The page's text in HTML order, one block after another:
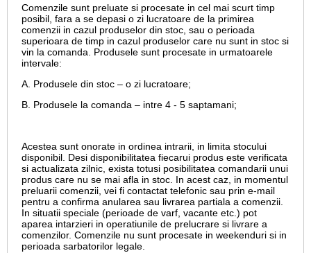
Comenzile sunt preluate si procesate in cel mai scurt timp
posibil, fara a se depasi o zi lucratoare de la primirea
comenzii in cazul produselor din stoc, sau o perioada
superioara de timp in cazul produselor care nu sunt in stoc si
vin la comanda. Produsele sunt procesate in urmatoarele
intervale:
A. Produsele din stoc – o zi lucratoare;
B. Produsele la comanda – intre 4 - 5 saptamani;
Acestea sunt onorate in ordinea intrarii, in limita stocului
disponibil. Desi disponibilitatea fiecarui produs este verificata
si actualizata zilnic, exista totusi posibilitatea comandarii unui
produs care nu se mai afla in stoc. In acest caz, in momentul
preluarii comenzii, vei fi contactat telefonic sau prin e-mail
pentru a confirma anularea sau livrarea partiala a comenzii.
In situatii speciale (perioade de varf, vacante etc.) pot
aparea intarzieri in operatiunile de prelucrare si livrare a
comenzilor. Comenzile nu sunt procesate in weekenduri si in
perioada sarbatorilor legale.